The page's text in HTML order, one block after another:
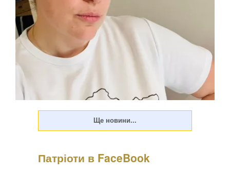
Психологиня Наталія Холоденко зізналася, що в
Патріоти в FaceBook